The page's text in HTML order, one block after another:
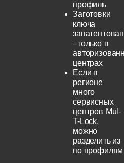
профиль
Заготовки
ключа
–только в
центрах
Если в
регионе
много
сервисных
центров Mul-
T-Lock,
можно
разделить из
по профилям